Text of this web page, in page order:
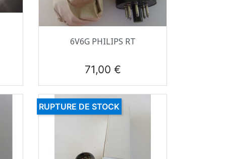
Aperçu rapide
6V6G PHILIPS RT
Prix
71,00 €
RUPTURE DE STOCK